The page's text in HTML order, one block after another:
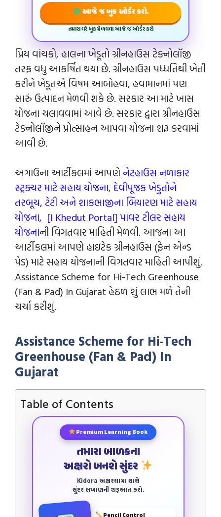
આજે જ બુક ઓર્ડર કરો.
તમારા ઘરે બુક મેળવવા આજે જ ઓર્ડર કરો
પ્રિય વાંચકો, હાલના ખેડૂતો ગ્રીનહાઉસ ટેક્નોલૉજી
તરફ વધુ આકર્ષિત થયા છે. ગ્રીનહાઉસ પધ્ધતિથી ખેતી
કરીને ખેડૂતએ વિષમ આબોહવા, હવામાનમાં પણ
સારું ઉત્પાદન મેળવી શકે છે. સરકાર આ માટે ખાસ
યોજના ચલાવવામાં આવે છે. સરકાર દ્વારા ગ્રીનહાઉસ
ટેક્નોલૉજીને પ્રોત્સાહન આપવા યોજના શરૂ કરવામાં
આવી છે.
અગાઉના આર્ટીકલમાં આપણે નેટહાઉસ નળાકાર
સ્ટ્રક્ચર માટે સહાય યોજના, દેવીપૂજક ખેડુતોને
તરબૂચ, ટેટી અને શાકભાજીના બિયારણ માટે સહાય
યોજના, [I Khedut Portal] પાવર ટીલર સહાય
યોજનાની વિગતવાર માહિતી મેળવી. આજના આ
આર્ટીકલમાં આપણે હાઇટેક ગ્રીનહાઉસ (ફેન એન્ડ
પેડ) માટે સહાય યોજનાની વિગતવાર માહિતી આપીશું.
Assistance Scheme for Hi-Tech Greenhouse
(Fan & Pad) In Gujarat હેઠળ શું લાભ મળે તેની
ચર્ચા કરીશું.
Assistance Scheme for Hi-Tech
Greenhouse (Fan & Pad) In
Gujarat
Table of Contents
Premium Learning Book
તમારા બાળકના
અક્ષરો બનશે સુંદર
Kidora અક્ષરયાત્રા સાથે
સુંદર લખાણની શરૂઆત કરો.